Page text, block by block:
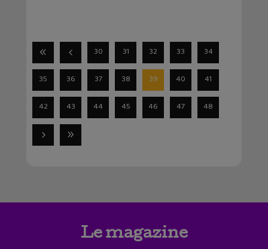
30 31 32 33 34
35 36 37 38 39 40 41
42 43 44 45 46 47 48
Le magazine